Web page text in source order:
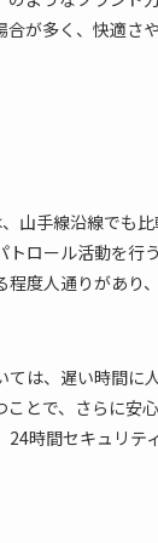
が多く、快適さ
山手線沿線でも
トロール活動を
度人通りがあ
ては、遅い時間
とで、さらに安
時間セキュリ